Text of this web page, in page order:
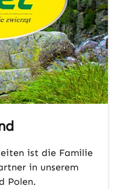
ist die Familie
in unserem
Polen.